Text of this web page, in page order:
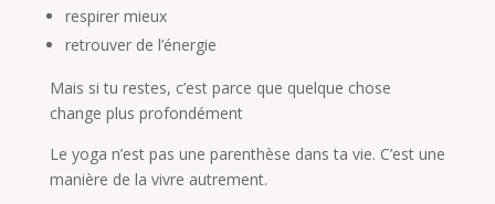
respirer mieux
retrouver de l’énergie
Mais si tu restes, c’est parce que quelque chose
change plus profondément
Le yoga n’est pas une parenthèse dans ta vie. C’est une
manière de la vivre autrement.